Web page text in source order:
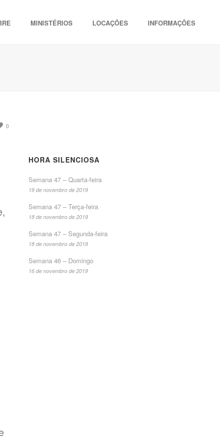
MINISTÉRIOS LOCAÇÕES INFORMAÇÕES
0
HORA SILENCIOSA
Semana 47 – Quarta-feira
19 de novembro de 2019
Semana 47 – Terça-feira
18 de novembro de 2019
Semana 47 – Segunda-feira
18 de novembro de 2019
Semana 46 – Domingo
16 de novembro de 2019